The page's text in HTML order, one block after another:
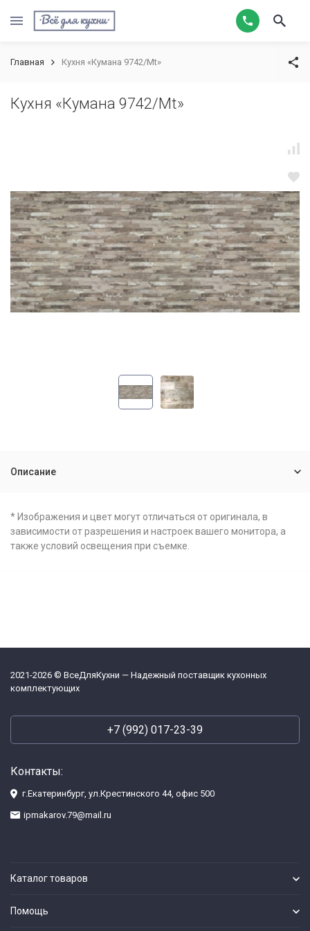
Главная Кухня «Кумана 9742/Mt»
Кухня «Кумана 9742/Mt»
Описание
* Изображения и цвет могут отличаться от оригинала, в
зависимости от разрешения и настроек вашего монитора, а
также условий освещения при съемке.
2021-2026 © ВсеДляКухни — Надежный поставщик кухонных
комплектующих
+7 (992) 017-23-39
Контакты:
г.Екатеринбург, ул.Крестинского 44, офис 500
ipmakarov.79@mail.ru
Каталог товаров
Помощь